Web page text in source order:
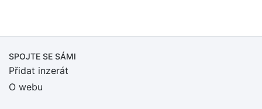
SPOJTE SE SÁMI
Přidat inzerát
O webu